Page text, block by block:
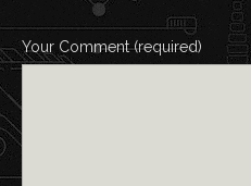
Your Comment (required)